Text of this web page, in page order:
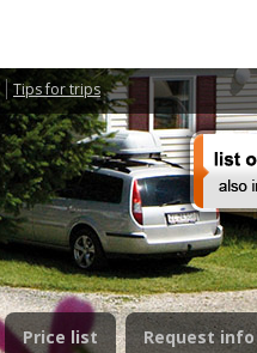
Tips for trips
Price list Request info